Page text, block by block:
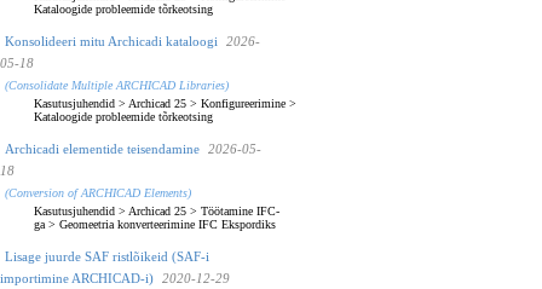
Kataloogide probleemide tõrkeotsing
Konsolideeri mitu Archicadi kataloogi
2026-
05-18
(Consolidate Multiple ARCHICAD Libraries)
Kasutusjuhendid > Archicad 25 > Konfigureerimine >
Kataloogide probleemide tõrkeotsing
Archicadi elementide teisendamine
2026-05-
18
(Conversion of ARCHICAD Elements)
Kasutusjuhendid > Archicad 25 > Töötamine IFC-
ga > Geomeetria konverteerimine IFC Ekspordiks
Lisage juurde SAF ristlõikeid (SAF-i
importimine ARCHICAD-i)
2020-12-29